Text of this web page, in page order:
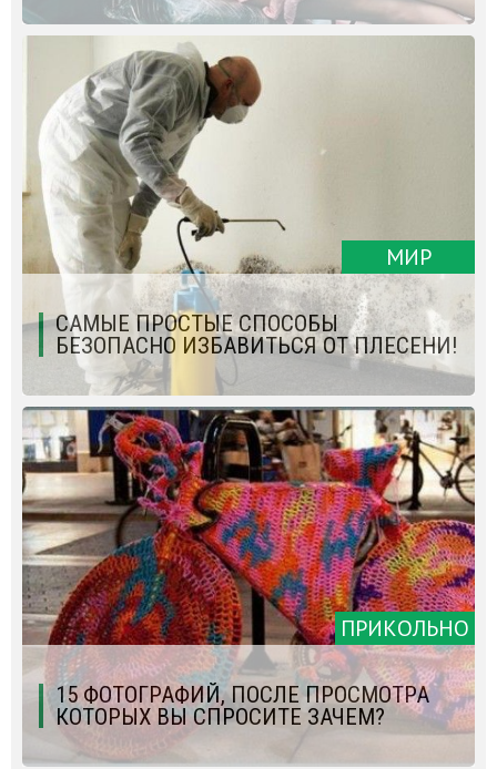
МИР
CАМЫЕ ПРОСТЫЕ СПОСОБЫ
БЕЗОПАСНО ИЗБАВИТЬСЯ ОТ ПЛЕСЕНИ!
ПРИКОЛЬНО
15 ФОТОГРАФИЙ, ПОСЛЕ ПРОСМОТРА
КОТОРЫХ ВЫ СПРОСИТЕ ЗАЧЕМ?